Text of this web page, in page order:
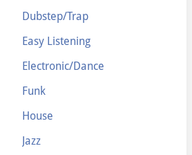
Dubstep/Trap
Easy Listening
Electronic/Dance
Funk
House
Jazz